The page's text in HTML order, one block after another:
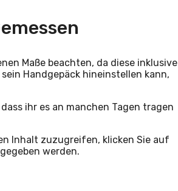
Maße beachten, da diese inklusive
Handgepäck hineinstellen kann,
ihr es an manchen Tagen tragen
Inhalt zuzugreifen, klicken Sie auf
werden.